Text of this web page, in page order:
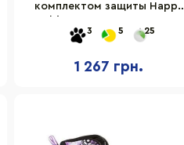
комплектом защиты Happy
33 защита, шлем
3 5 25
1 267 грн.